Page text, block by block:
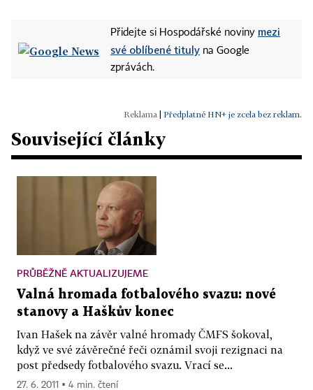
Přidejte si Hospodářské noviny mezi
své oblíbené tituly na Google
zprávách.
Předplatné HN+ je zcela bez reklam.
Související články
PRŮBĚŽNĚ AKTUALIZUJEME
Valná hromada fotbalového svazu: nové
stanovy a Haškův konec
Ivan Hašek na závěr valné hromady ČMFS šokoval,
když ve své závěrečné řeči oznámil svoji rezignaci na
post předsedy fotbalového svazu. Vrací se...
27. 6. 2011 ▪ 4 min. čtení